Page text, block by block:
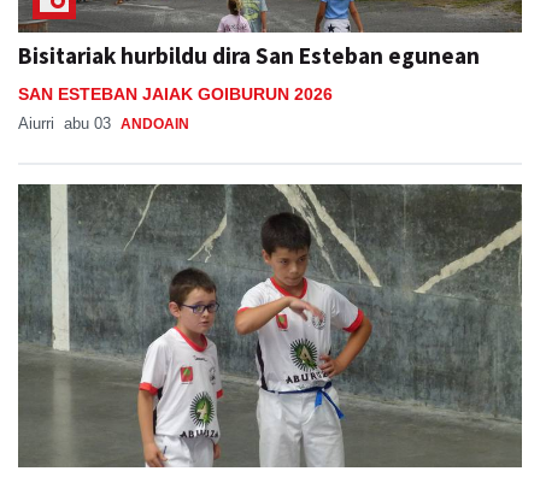
Bisitariak hurbildu dira San Esteban egunean
SAN ESTEBAN JAIAK GOIBURUN 2026
Aiurri abu 03 ANDOAIN